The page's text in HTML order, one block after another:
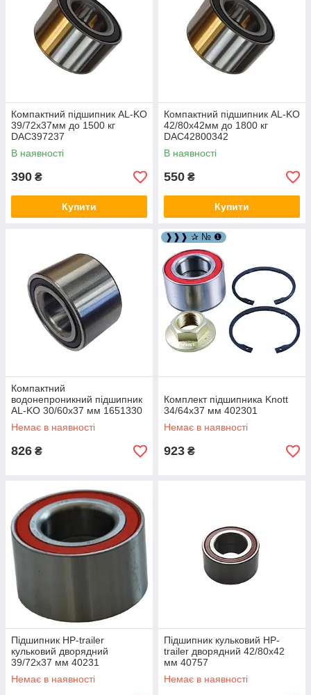
Компактний підшипник AL-KO
39/72x37мм до 1500 кг
DAC397237
В наявності
390 ₴
Купити
Компактний підшипник AL-KO
42/80x42мм до 1800 кг
DAC42800342
В наявності
550 ₴
Купити
Компактний
водонепроникний підшипник
AL-KO 30/60х37 мм 1651330
Немає в наявності
826 ₴
❱❱❱ ✰ № ❶
Комплект підшипника Knott
34/64x37 мм 402301
Немає в наявності
923 ₴
Підшипник HP-trailer
кульковий дворядний
39/72x37 мм 40231
Немає в наявності
Підшипник кульковий HP-
trailer дворядний 42/80x42
мм 40757
Немає в наявності